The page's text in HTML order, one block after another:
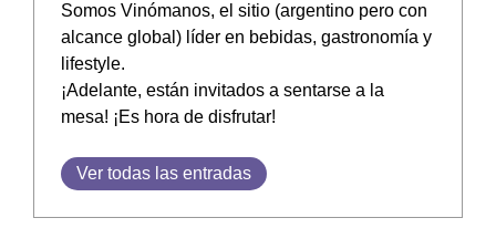
Somos Vinómanos, el sitio (argentino pero con
alcance global) líder en bebidas, gastronomía y
lifestyle.
¡Adelante, están invitados a sentarse a la
mesa! ¡Es hora de disfrutar!
Ver todas las entradas